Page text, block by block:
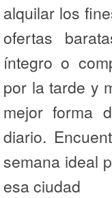
alquilar los
ofertas
íntegro o
por la tarde y
mejor forma
diario.
semana ideal
esa ciudad